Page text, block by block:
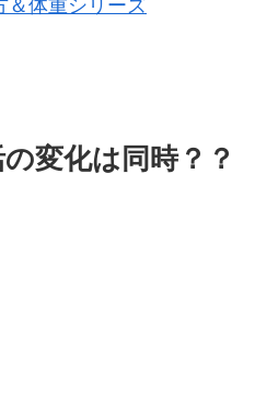
＆体重シリーズ
変化は同時？？